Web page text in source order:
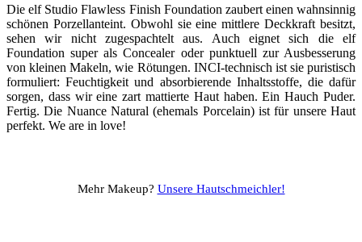
Die elf Studio Flawless Finish Foundation zaubert einen wahnsinnig
schönen Porzellanteint. Obwohl sie eine mittlere Deckkraft besitzt,
sehen wir nicht zugespachtelt aus. Auch eignet sich die elf
Foundation super als Concealer oder punktuell zur Ausbesserung
von kleinen Makeln, wie Rötungen. INCI-technisch ist sie puristisch
formuliert: Feuchtigkeit und absorbierende Inhaltsstoffe, die dafür
sorgen, dass wir eine zart mattierte Haut haben. Ein Hauch Puder.
Fertig. Die Nuance Natural (ehemals Porcelain) ist für unsere Haut
perfekt. We are in love!
Mehr Makeup? Unsere Hautschmeichler!